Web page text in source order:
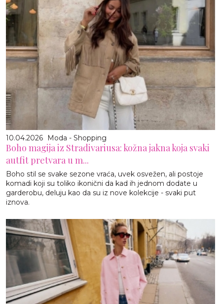
10.04.2026 Moda - Shopping
Boho magija iz Stradivariusa: kožna jakna koja svaki
autfit pretvara u m...
Boho stil se svake sezone vraća, uvek osvežen, ali postoje
komadi koji su toliko ikonični da kad ih jednom dodate u
garderobu, deluju kao da su iz nove kolekcije - svaki put
iznova.